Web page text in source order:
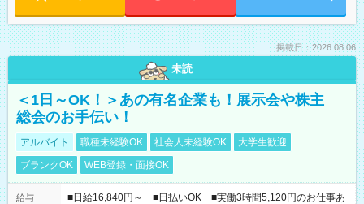
掲載日：2026.08.06
未読
＜1日～OK！＞あの有名企業も！展示会や株主
総会のお手伝い！
アルバイト 職種未経験OK 社会人未経験OK
大学生歓迎
ブランクOK
WEB登録・面接OK
給与
■日給16,840円～ ■日払いOK ■実働3時間5,120円のお仕事あ